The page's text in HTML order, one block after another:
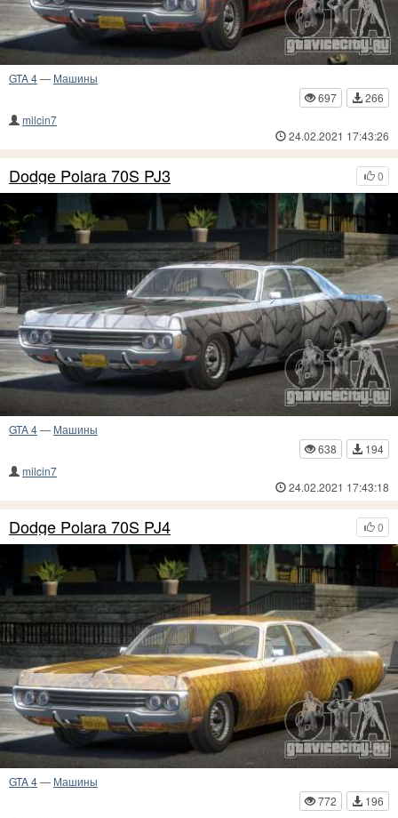
GTA 4— Машины
697
266
milcin7
24.02.2021 17:43:26
0
Dodge Polara 70S PJ3
GTA 4— Машины
638
194
milcin7
24.02.2021 17:43:18
0
Dodge Polara 70S PJ4
GTA 4— Машины
772
196